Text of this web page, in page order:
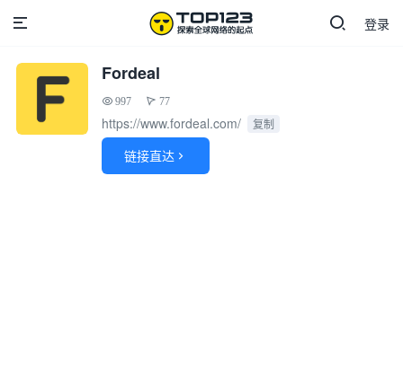
登录
Fordeal
997 77
https://www.fordeal.com/ 复制
链接直达 